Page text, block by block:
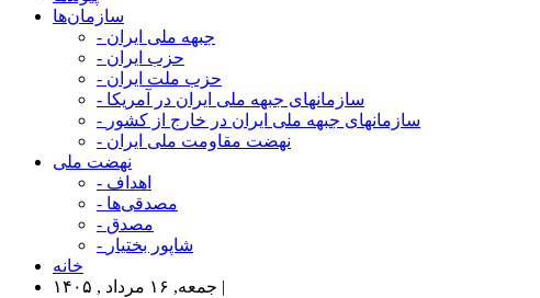
سازمان‌ها
- جبهه ملی ایران
- حزب ایران
- حزب ملت ایران
- سازمانهای جبهه ملی ایران در آمریکا
- سازمانهای جبهه ملی ایران در خارج از کشور
- نهضت مقاومت ملی ایران
نهضت ملی
- اهداف
- مصدقی‌ها
- مصدق
- شاپور بختیار
خانه
جمعه, ۱۶ مرداد , ۱۴۰۵ |